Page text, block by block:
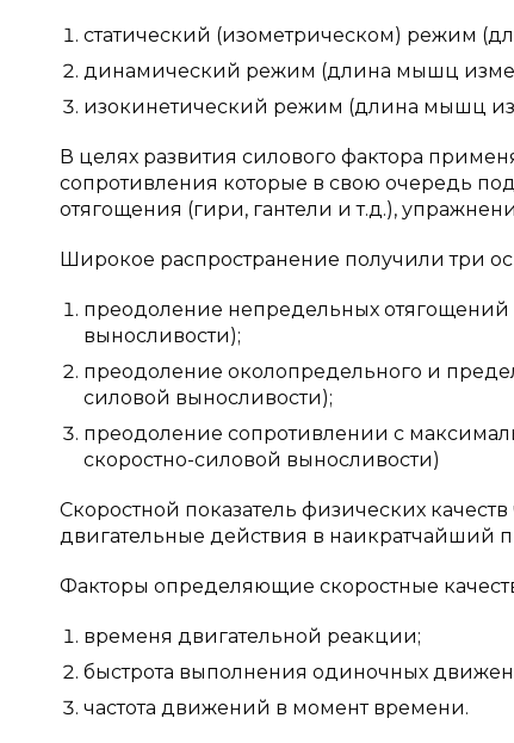
статический (изометрическом) режим
динамический режим (длина мышц
изокинетический режим (длина мышц
В целях развития силового фактора
сопротивления которые в свою очередь
отягощения (гири, гантели и т.д.),
Широкое распространение получили три
преодоление непредельных отягощений
выносливости);
преодоление околопредельного и
силовой выносливости);
преодоление сопротивлении с
скоростно-силовой выносливости)
Скоростной показатель физических
двигательные действия в наикратчайший
Факторы определяющие скоростные
временя двигательной реакции;
быстрота выполнения одиночных
частота движений в момент времени.